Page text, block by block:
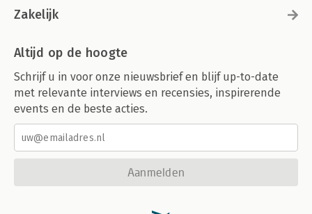
Zakelijk
Altijd op de hoogte
Schrijf u in voor onze nieuwsbrief en blijf up-to-date
met relevante interviews en recensies, inspirerende
events en de beste acties.
Aanmelden